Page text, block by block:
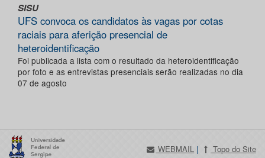
SISU
UFS convoca os candidatos às vagas por cotas
raciais para aferição presencial de
heteroidentificação
Foi publicada a lista com o resultado da heteroidentificação
por foto e as entrevistas presenciais serão realizadas no dia
07 de agosto
WEBMAIL | Topo do Site